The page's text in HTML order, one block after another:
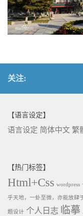
关注:
【语言设定】
语言设定 简体中文 繁
【热门标签】
Html+Css wordpress
乎天地，一虲至微，亦能放肆
题设计 个人日志 临摹